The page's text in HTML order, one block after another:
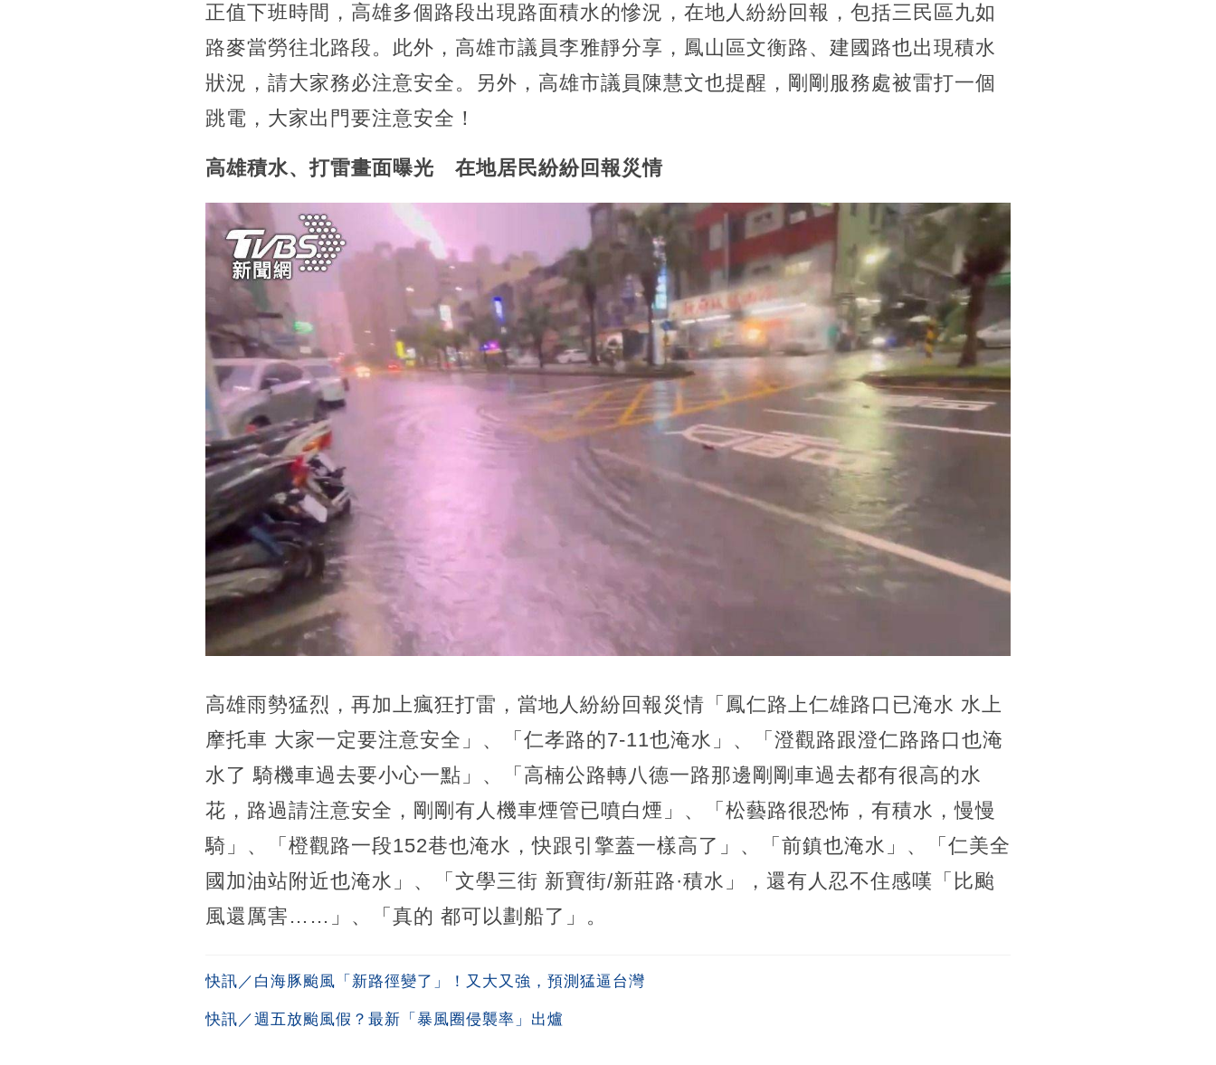
正值下班時間，高雄多個路段出現路面積水的慘況，在地人紛紛回報，包括三民區九如
路麥當勞往北路段。此外，高雄市議員李雅靜分享，鳳山區文衡路、建國路也出現積水
狀況，請大家務必注意安全。另外，高雄市議員陳慧文也提醒，剛剛服務處被雷打一個
跳電，大家出門要注意安全！
高雄積水、打雷畫面曝光 在地居民紛紛回報災情
高雄雨勢猛烈，再加上瘋狂打雷，當地人紛紛回報災情「鳳仁路上仁雄路口已淹水 水上
摩托車 大家一定要注意安全」、「仁孝路的7-11也淹水」、「澄觀路跟澄仁路路口也淹
水了 騎機車過去要小心一點」、「高楠公路轉八德一路那邊剛剛車過去都有很高的水
花，路過請注意安全，剛剛有人機車煙管已噴白煙」、「松藝路很恐怖，有積水，慢慢
騎」、「橙觀路一段152巷也淹水，快跟引擎蓋一樣高了」、「前鎮也淹水」、「仁美全
國加油站附近也淹水」、「文學三街 新寶街/新莊路·積水」，還有人忍不住感嘆「比颱
風還厲害……」、「真的 都可以劃船了」。
快訊／白海豚颱風「新路徑變了」！又大又強，預測猛逼台灣
快訊／週五放颱風假？最新「暴風圈侵襲率」出爐